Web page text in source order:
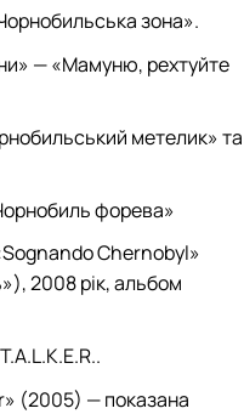
зона».
— «Мамуню, рехтуйте
метелик» та
форева»
Chernobyl»
2008 рік, альбом
(2005) — показана